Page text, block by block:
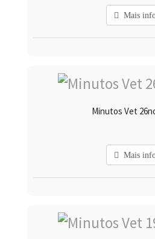
Mais
Minutos Vet
Mais